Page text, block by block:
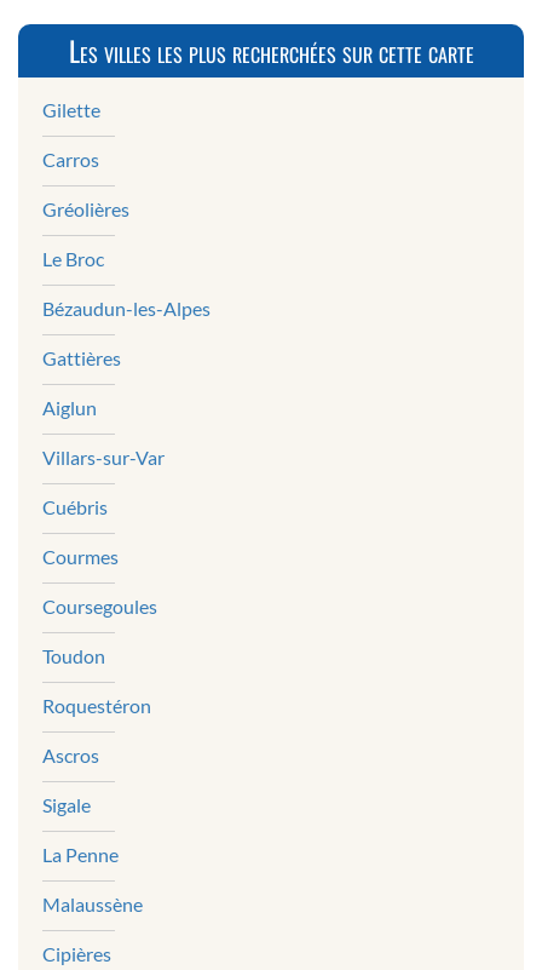
Les villes les plus recherchées sur cette carte
Gilette
Carros
Gréolières
Le Broc
Bézaudun-les-Alpes
Gattières
Aiglun
Villars-sur-Var
Cuébris
Courmes
Coursegoules
Toudon
Roquestéron
Ascros
Sigale
La Penne
Malaussène
Cipières